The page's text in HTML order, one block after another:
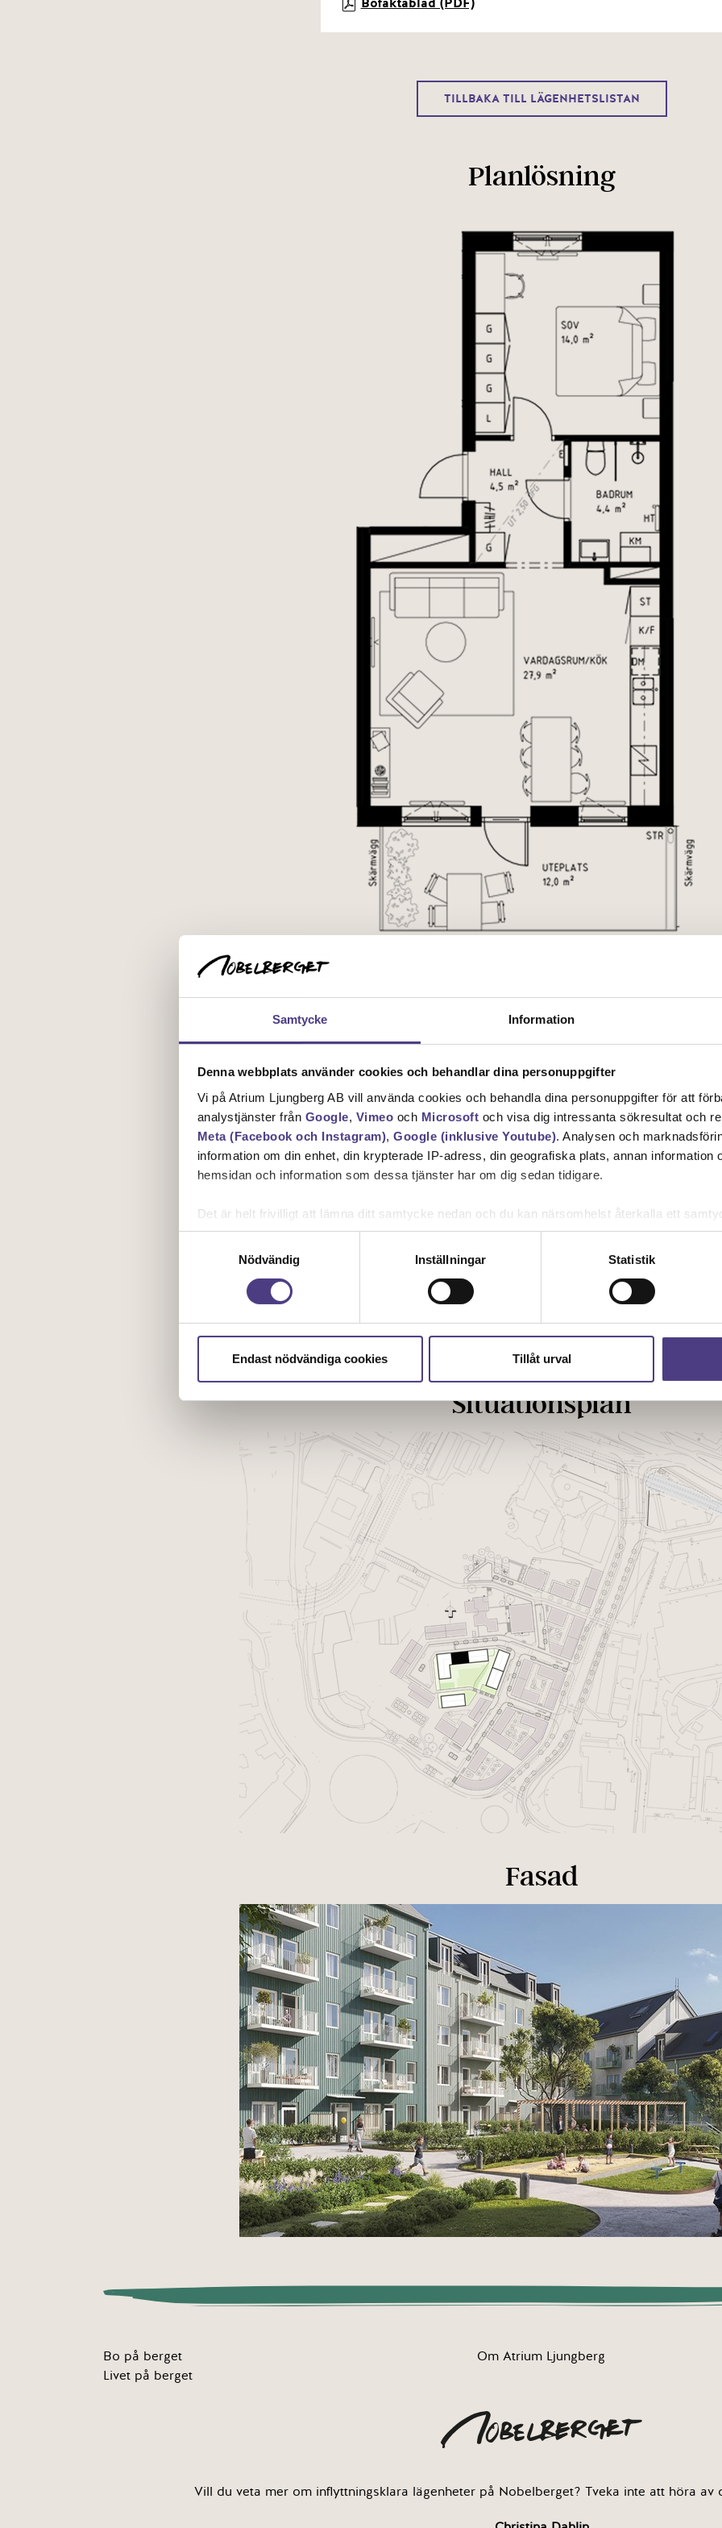
Samtycke Information
Denna webbplats använder cookies och behandlar dina personuppgifter
Vi på Atrium Ljungberg AB vill använda cookies och behandla dina personuppgifter för att
analystjänster från Google, Vimeo och Microsoft och visa dig intressanta sökresultat och
Meta (Facebook och Instagram), Google (inklusive Youtube). Analysen och
information om din enhet, din krypterade IP-adress, din geografiska plats, annan information
hemsidan och information som dessa tjänster har om dig sedan tidigare.
Det är helt frivilligt att lämna ditt samtycke nedan och du kan närsomhelst återkalla ett
kontrollera vilka cookies vi får använda genom att anpassa inställningarna.
Nödvändig
Inställningar Statistik
Endast nödvändiga cookies Tillåt urval
TILLBAKA TILL LÄGENHETSLISTAN
Planlösning
Sektionsplan
Situationsplan
Fasad
Bo på berget
Livet på berget
Om Atrium Ljungberg
Vill du veta mer om inflyttningsklara lägenheter på Nobelberget? Tveka inte att höra av